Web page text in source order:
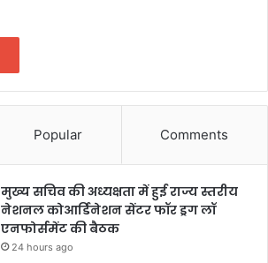
Popular Comments
मुख्य सचिव की अध्यक्षता में हुई राज्य स्तरीय
नेशनल कोआर्डिनेशन सेंटर फॉर ड्रग लॉ
एनफोर्समेंट की बैठक
24 hours ago